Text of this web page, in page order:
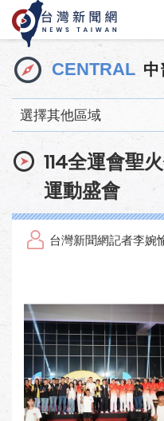
CENTRAL
選擇其他區域
114全運會聖
運動盛會
台灣新聞網記者李婉